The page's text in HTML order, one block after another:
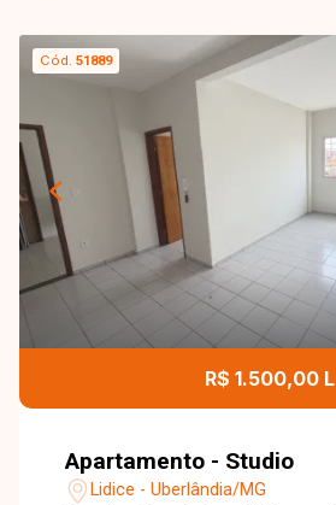
Cód.51889
R$ 1.500,00 L
Apartamento - Studio
Lidice - Uberlândia/MG